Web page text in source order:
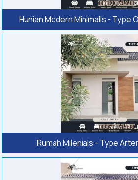
Hunian Modern Minimalis - Type
Rumah Milenials - Type